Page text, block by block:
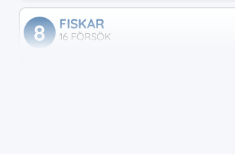
8 FISKAR
16 FÖRSÖK